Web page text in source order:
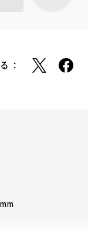
：